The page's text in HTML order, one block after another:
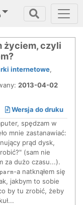
życiem, czyli
internetowe,
2013-04-02
Wersja do druku
spędzam w
mnie zastanawiać:
prąd dysk,
(sam nie
za dużo czasu...).
-a natknąłem się
jakbym to sobie
by tu zrobić, żeby